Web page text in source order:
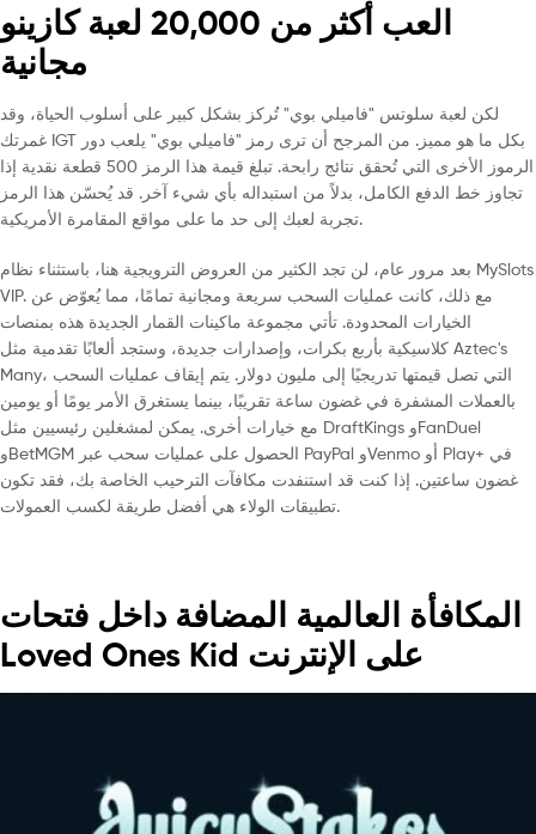
العب أكثر من 20,000 لعبة كازينو
مجانية
لكن لعبة سلوتس "فاميلي بوي" تُركز بشكل كبير على أسلوب الحياة، وقد
غمرتك IGT بكل ما هو مميز. من المرجح أن ترى رمز "فاميلي بوي" يلعب دور
الرموز الأخرى التي تُحقق نتائج رابحة. تبلغ قيمة هذا الرمز 500 قطعة نقدية إذا
تجاوز خط الدفع الكامل، بدلاً من استبداله بأي شيء آخر. قد يُحسّن هذا الرمز
تجربة لعبك إلى حد ما على مواقع المقامرة الأمريكية.
بعد مرور عام، لن تجد الكثير من العروض الترويجية هنا، باستثناء نظام MySlots
VIP. مع ذلك، كانت عمليات السحب سريعة ومجانية تمامًا، مما يُعوّض عن
الخيارات المحدودة. تأتي مجموعة ماكينات القمار الجديدة هذه بمنصات
كلاسيكية بأربع بكرات، وإصدارات جديدة، وستجد ألعابًا تقدمية مثل Aztec's
Many، التي تصل قيمتها تدريجيًا إلى مليون دولار. يتم إيقاف عمليات السحب
بالعملات المشفرة في غضون ساعة تقريبًا، بينما يستغرق الأمر يومًا أو يومين
مع خيارات أخرى. يمكن لمشغلين رئيسيين مثل DraftKings وFanDuel
وBetMGM الحصول على عمليات سحب عبر PayPal وVenmo أو Play+ في
غضون ساعتين. إذا كنت قد استنفدت مكافآت الترحيب الخاصة بك، فقد تكون
تطبيقات الولاء هي أفضل طريقة لكسب العمولات.
المكافأة العالمية المضافة داخل فتحات
Loved Ones Kid على الإنترنت